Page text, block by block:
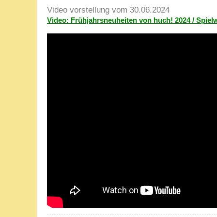
Video vorstellung vom 30.06.2024
Video: Frühjahrsneuheiten von huch! 2024 /